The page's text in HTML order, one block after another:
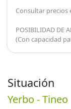
Situación
Yerbo - Tineo
Consultar precios
POSIBILIDAD DE
(Con capacidad